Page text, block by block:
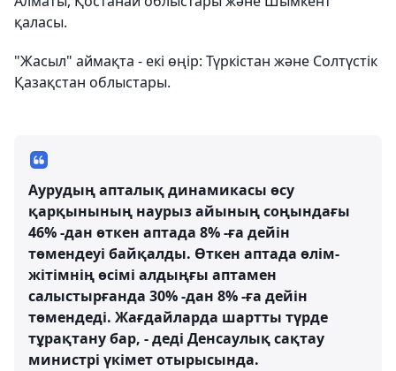
қаласы.
"Жасыл" аймақта - екі өңір: Түркістан және Солтүстік
Қазақстан облыстары.
Аурудың апталық динамикасы өсу
қарқынының наурыз айының соңындағы
46% -дан өткен аптада 8% -ға дейін
төмендеуі байқалды. Өткен аптада өлім-
жітімнің өсімі алдыңғы аптамен
салыстырғанда 30% -дан 8% -ға дейін
төмендеді. Жағдайларда шартты түрде
тұрақтану бар, - деді Денсаулық сақтау
министрі үкімет отырысында.